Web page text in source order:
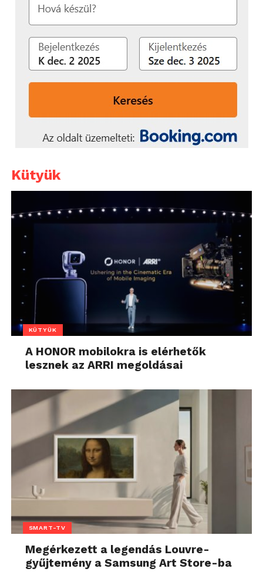
Kütyük
KÜTYÜK
A HONOR mobilokra is elérhetők
lesznek az ARRI megoldásai
SMART-TV
Megérkezett a legendás Louvre-
gyűjtemény a Samsung Art Store-ba